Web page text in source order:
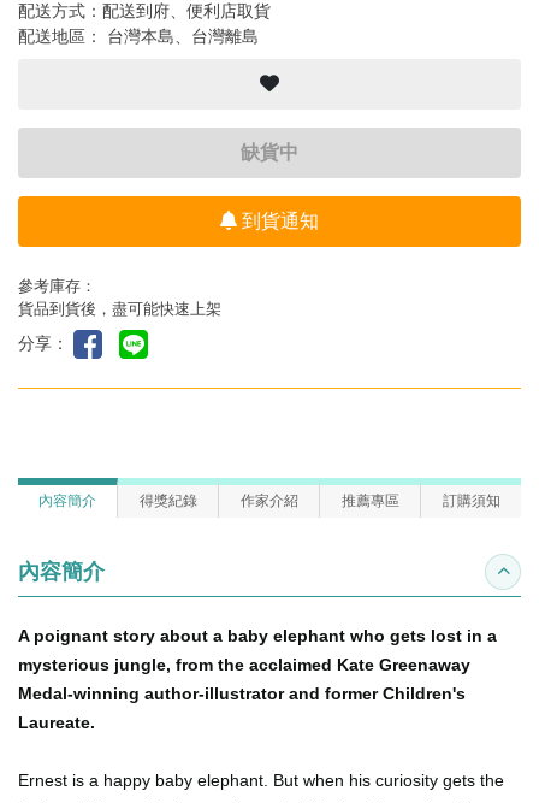
配送方式：配送到府、便利店取貨
配送地區： 台灣本島、台灣離島
缺貨中
到貨通知
參考庫存：
貨品到貨後，盡可能快速上架
分享：
內容簡介 得獎紀錄 作家介紹 推薦專區 訂購須知
內容簡介 收合
A poignant story about a baby elephant who gets lost in a
mysterious jungle, from the acclaimed Kate Greenaway
Medal-winning author-illustrator and former Children's
Laureate.
Ernest is a happy baby elephant. But when his curiosity gets the